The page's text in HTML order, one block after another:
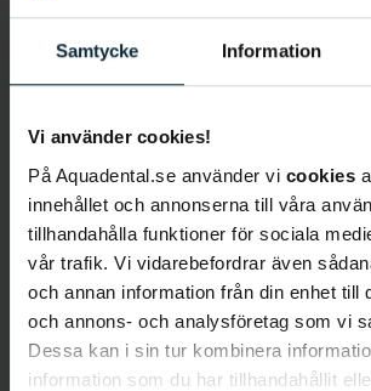
Samtycke Information
Vi använder cookies!
På Aquadental.se använder vi cookies
innehållet och annonserna till våra
tillhandahålla funktioner för sociala
vår trafik. Vi vidarebefordrar även
och annan information från din enhet till
och annons- och analysföretag som vi
Dessa kan i sin tur kombinera
information som du har tillhandahållit
Lär känna Parthena
Språk: Svenska, engelska, grekiska
Behandlingar: Basundersökning,
rotfyllningar, protetik,